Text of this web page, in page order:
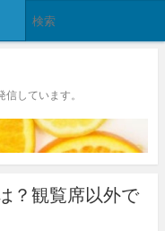
しています。
？観覧席以外で